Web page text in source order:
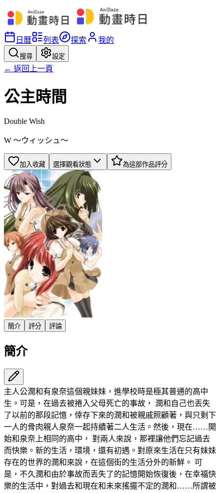
日曆 列表 探索 我的
搜尋 設定
← 返回上一頁
公主時間
Double Wish
W 〜ウィッシュ〜
加入收藏 選擇觀看狀態 為這部作品評分
簡介 評分 評論
簡介
主人公潤和有泉奈這個親妹妹，進學校時是極其普通的高中
生。可是，在過去被捲入父母死亡的事故， 潤和自己也丟失
了以前的那段記憶，倖存下來的潤和被親戚照顧著，與只剩下
一人的骨肉親人泉奈一起持續著二人生活。然後，現在……開
始和泉奈上相同的高中， 對兩人來說，那裡讓他們忘記過去
而快樂。新的生活，環境，還有初遇。對原來生活在只有妹妹
存在的世界的潤和來說，在這個街的生活分外的新鮮。 可
是，不久潤和由於事故而丟失了的記憶開始恢復後，在幸福快
樂的生活中，對過去和現在和未來搖擺不定的潤和……所謂被